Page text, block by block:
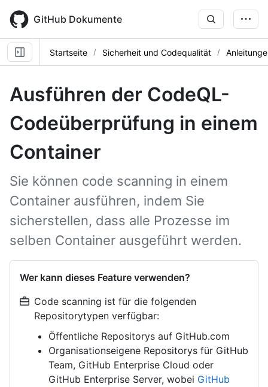
main
content
GitHub Dokumente
Startseite Sicherheit und Codequalität
Ausführen der CodeQL-
Codeüberprüfung in einem
Container
Sie können code scanning in einem
Container ausführen, indem Sie
sicherstellen, dass alle Prozesse im
selben Container ausgeführt werden.
Wer kann dieses Feature verwenden?
Code scanning ist für die folgenden
Repositorytypen verfügbar:
Öffentliche Repositorys auf GitHub.com
Organisationseigene Repositorys für GitHub
Team, GitHub Enterprise Cloud oder
GitHub Enterprise Server, wobei GitHub